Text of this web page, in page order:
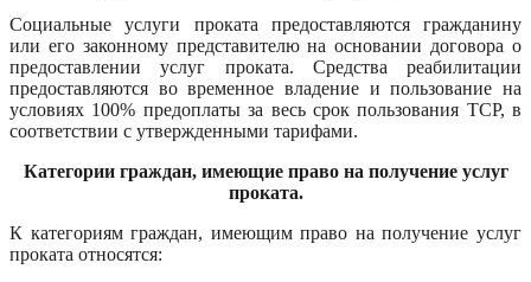
Социальные услуги проката предоставляются гражданину
или его законному представителю на основании договора о
предоставлении услуг проката. Средства реабилитации
предоставляются во временное владение и пользование на
условиях 100% предоплаты за весь срок пользования TCP, в
соответствии с утвержденными тарифами.
Категории граждан, имеющие право на получение услуг
проката.
К категориям граждан, имеющим право на получение услуг
проката относятся: